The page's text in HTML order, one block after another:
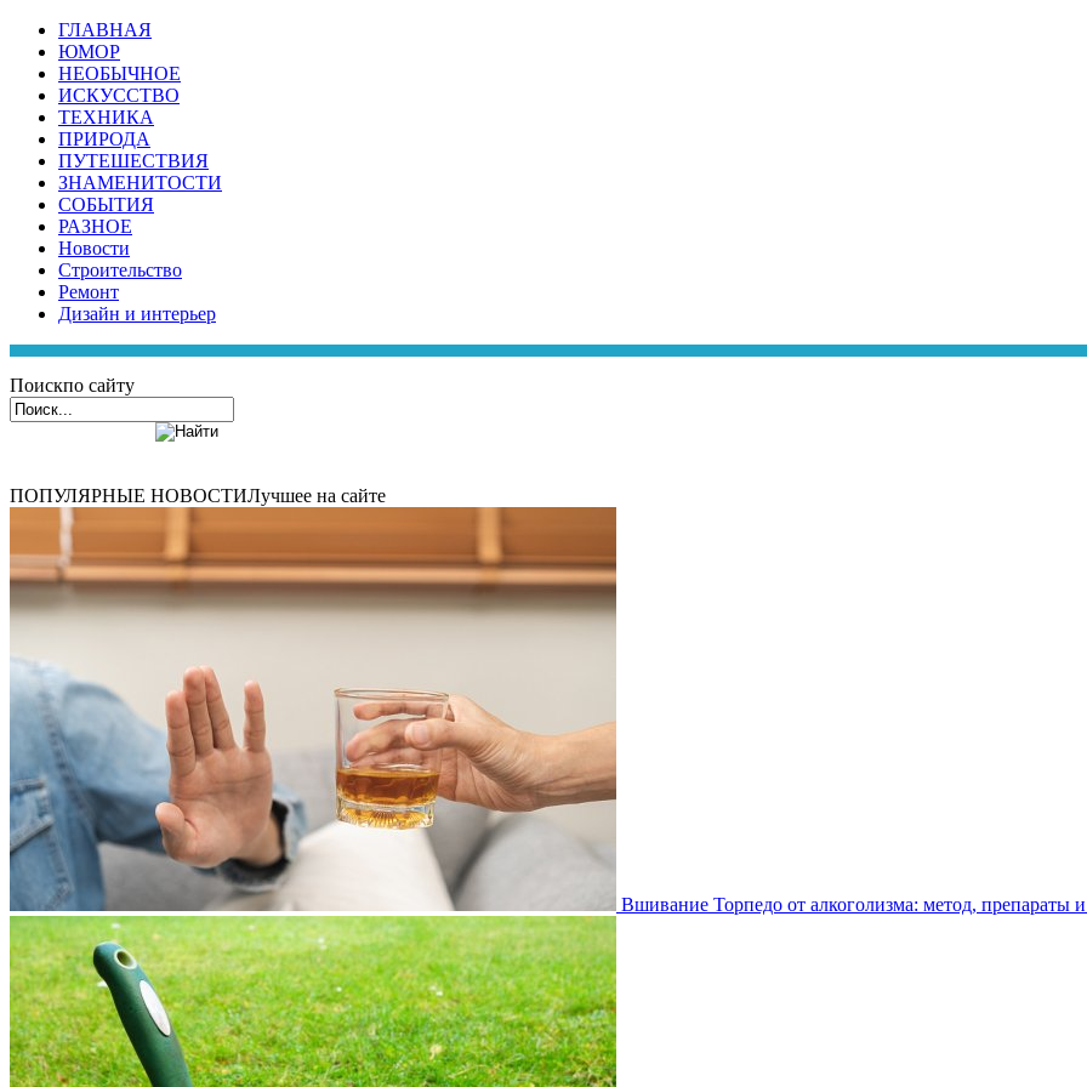
ГЛАВНАЯ
ЮМОР
НЕОБЫЧНОЕ
ИСКУССТВО
ТЕХНИКА
ПРИРОДА
ПУТЕШЕСТВИЯ
ЗНАМЕНИТОСТИ
СОБЫТИЯ
РАЗНОЕ
Новости
Строительство
Ремонт
Дизайн и интерьер
Поискпо сайту
ПОПУЛЯРНЫЕ НОВОСТИЛучшее на сайте
Вшивание Торпедо от алкоголизма: метод, препараты